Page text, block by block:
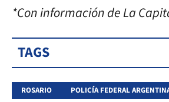
*Con información de La
TAGS
ROSARIO POLICÍA FEDERAL